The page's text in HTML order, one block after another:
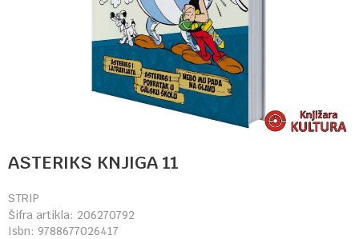
ASTERIKS KNJIGA 11
STRIP
Šifra artikla: 206270792
Isbn: 9788677026417